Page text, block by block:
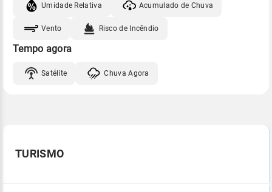
Umidade Relativa Acumulado de Chuva
Vento Risco de Incêndio
Tempo agora
Satélite Chuva Agora
TURISMO